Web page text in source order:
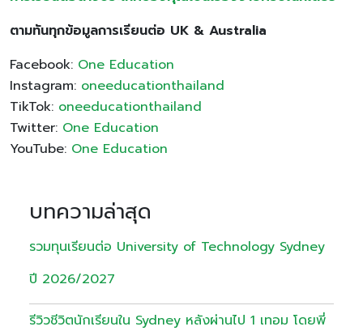
ตามทันทุกข้อมูลการเรียนต่อ UK & Australia
Facebook: One Education
Instagram: oneeducationthailand
TikTok: oneeducationthailand
Twitter: One Education
YouTube: One Education
บทความล่าสุด
รวมทุนเรียนต่อ University of Technology Sydney
ปี 2026/2027
รีวิวชีวิตนักเรียนใน Sydney หลังผ่านไป 1 เทอม โดยพี่